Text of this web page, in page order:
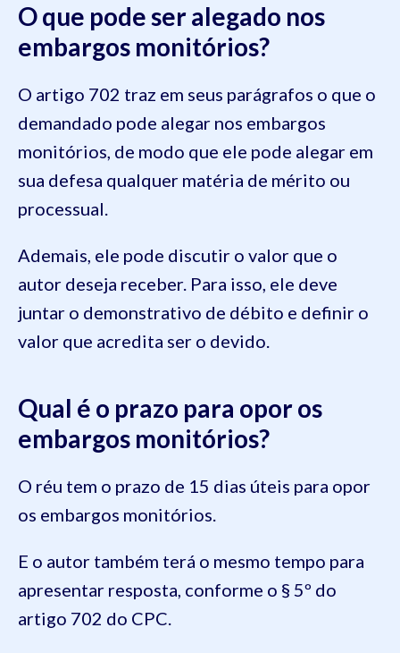
O que pode ser alegado nos
embargos monitórios?
O artigo 702 traz em seus parágrafos o que o
demandado pode alegar nos embargos
monitórios, de modo que ele pode alegar em
sua defesa qualquer matéria de mérito ou
processual.
Ademais, ele pode discutir o valor que o
autor deseja receber. Para isso, ele deve
juntar o demonstrativo de débito e definir o
valor que acredita ser o devido.
Qual é o prazo para opor os
embargos monitórios?
O réu tem o prazo de 15 dias úteis para opor
os embargos monitórios.
E o autor também terá o mesmo tempo para
apresentar resposta, conforme o § 5º do
artigo 702 do CPC.